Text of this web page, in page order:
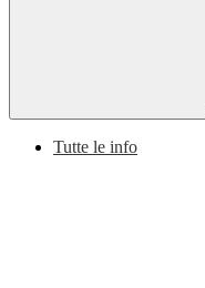
Tutte le info